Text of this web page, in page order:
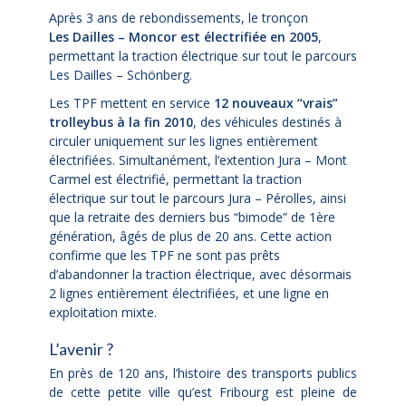
Après 3 ans de rebondissements, le tronçon
Les Dailles – Moncor est électrifiée en 2005,
permettant la traction électrique sur tout le parcours
Les Dailles – Schönberg.
Les TPF mettent en service 12 nouveaux “vrais”
trolleybus à la fin 2010, des véhicules destinés à
circuler uniquement sur les lignes entièrement
électrifiées. Simultanément, l’extention Jura – Mont
Carmel est électrifié, permettant la traction
électrique sur tout le parcours Jura – Pérolles, ainsi
que la retraite des derniers bus “bimode” de 1ère
génération, âgés de plus de 20 ans. Cette action
confirme que les TPF ne sont pas prêts
d’abandonner la traction électrique, avec désormais
2 lignes entièrement électrifiées, et une ligne en
exploitation mixte.
L’avenir ?
En près de 120 ans, l’histoire des transports publics
de cette petite ville qu’est Fribourg est pleine de